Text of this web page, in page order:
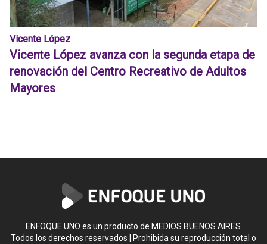
Vicente López
Vicente López avanza con la segunda etapa de
renovación del Centro Recreativo de Adultos
Mayores
ENFOQUE UNO es un producto de MEDIOS BUENOS AIRES
Todos los derechos reservados | Prohibida su reproducción total o